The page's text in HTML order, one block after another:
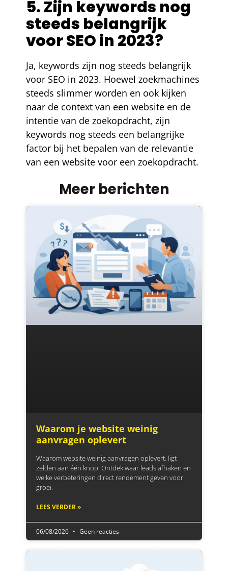
5. Zijn keywords nog
steeds belangrijk
voor SEO in 2023?
Ja, keywords zijn nog steeds belangrijk
voor SEO in 2023. Hoewel zoekmachines
steeds slimmer worden en ook kijken
naar de context van een website en de
intentie van de zoekopdracht, zijn
keywords nog steeds een belangrijke
factor bij het bepalen van de relevantie
van een website voor een zoekopdracht.
Meer berichten
Waarom je website weinig
aanvragen oplevert
Waarom website weinig aanvragen oplevert, ligt
zelden aan één knop. Ontdek waar leads afhaken en
welke verbeteringen direct rendement geven voor
groei.
LEES VERDER »
06/08/2026 Geen reacties